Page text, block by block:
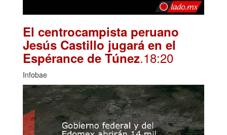
El centrocampista peruano
Jesús Castillo jugará en el
Espérance de Túnez.18:20
Infobae